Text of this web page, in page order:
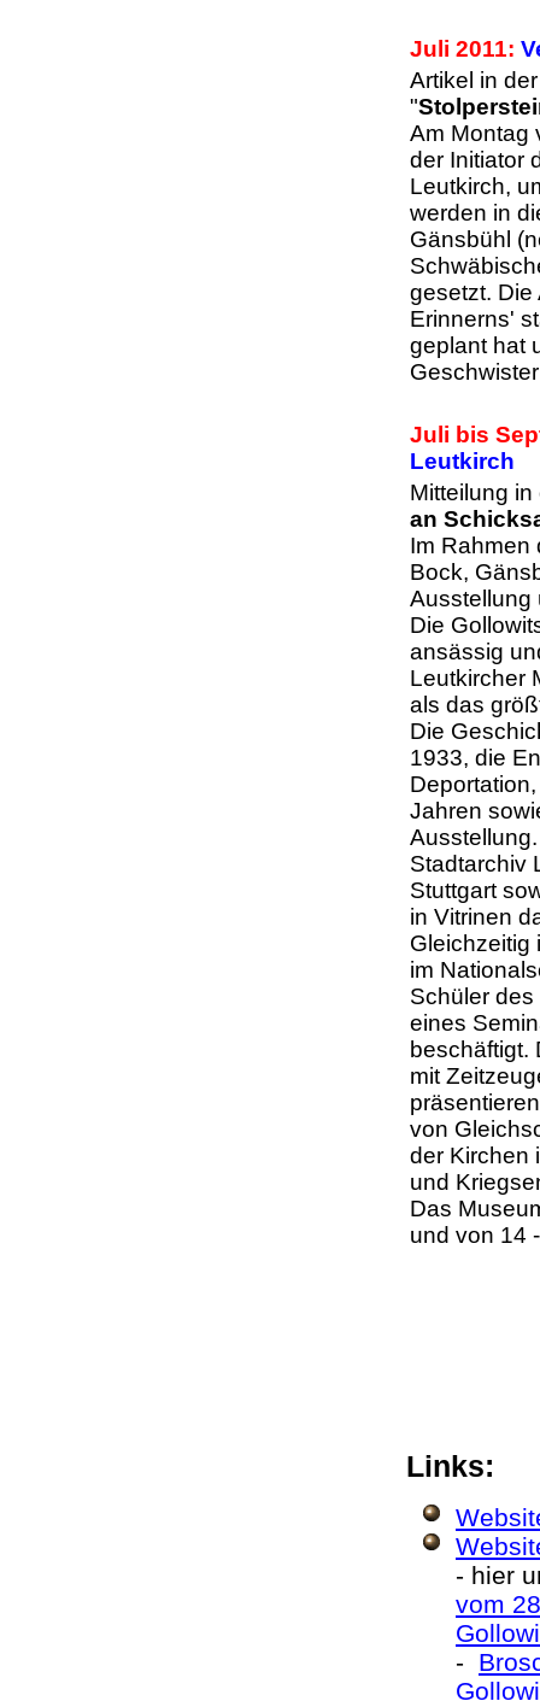
Juli 2011:
Artikel in
"
Am Montag
der Initiator
Leutkirch,
werden in
Gänsbühl
gesetzt. Die
Erinnerns'
geplant hat
Juli bis
Leutkirch
Mitteilung
an
Im Rahmen
Bock,
Ausstellung
Die
ansässig
Leutkircher
als das
Die
1933, die
Jahren
Stadtarchiv
Stuttgart
in Vitrinen
Gleichzeitig
im
Schüler
eines
beschäftigt.
mit
von
der Kirchen
und
Das
und von 14
Links:
- hier
vom
-